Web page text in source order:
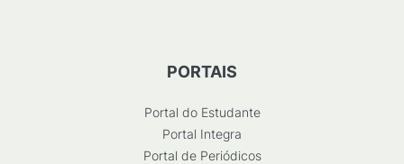
PORTAIS
Portal do Estudante
Portal Integra
Portal de Periódicos